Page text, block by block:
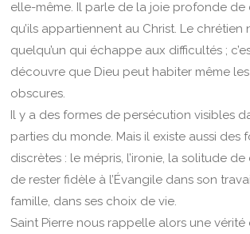
elle-même. Il parle de la joie profonde de
qu’ils appartiennent au Christ. Le chrétien
quelqu’un qui échappe aux difficultés ;
découvre que Dieu peut habiter même
obscures.
Il y a des formes de persécution visibles
parties du monde. Mais il existe aussi des
discrètes : le mépris, l’ironie, la solitude
de rester fidèle à l’Évangile dans son
famille, dans ses choix de vie.
Saint Pierre nous rappelle alors une vérité